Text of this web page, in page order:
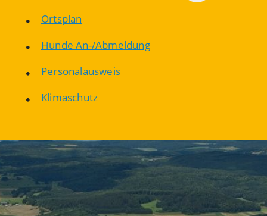
Ortsplan
Hunde An-/Abmeldung
Personalausweis
Klimaschutz